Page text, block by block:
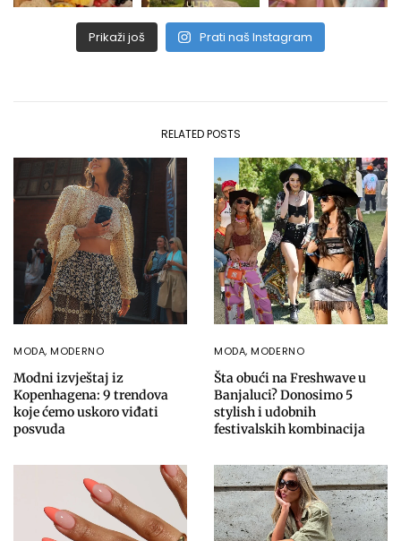
Prikaži još Prati naš Instagram
RELATED POSTS
MODA,MODERNO
Modni izvještaj iz
Kopenhagena: 9 trendova
koje ćemo uskoro viđati
posvuda
MODA,MODERNO
Šta obući na Freshwave u
Banjaluci? Donosimo 5
stylish i udobnih
festivalskih kombinacija